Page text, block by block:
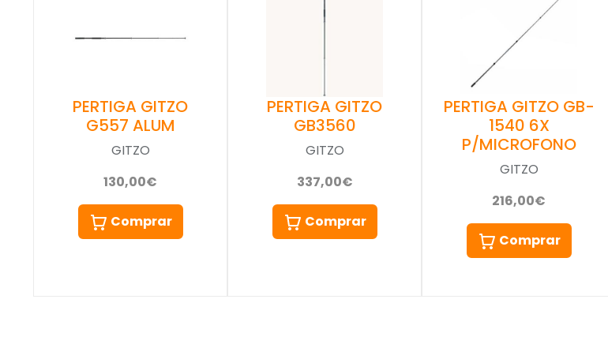
PERTIGA GITZO
G557 ALUM
GITZO
130,00€
Comprar
PERTIGA GITZO
GB3560
GITZO
337,00€
Comprar
PERTIGA GITZO GB-
1540 6X
P/MICROFONO
GITZO
216,00€
Comprar